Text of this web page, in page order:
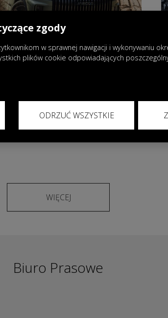
i specyfikacje nowego SUV-a
7
WIĘCEJ
Biuro Prasowe
zgody
w sprawnej nawigacji i wykonywaniu
plików cookie odpowiadających
ODRZUĆ WSZYSTKIE